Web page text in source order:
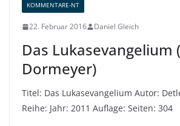
KOMMENTARE-NT
22. Februar 2016 Daniel Gleich
Das Lukasevangelium
Dormeyer)
Titel: Das Lukasevangelium Autor:
Reihe: Jahr: 2011 Auflage: Seiten: 304